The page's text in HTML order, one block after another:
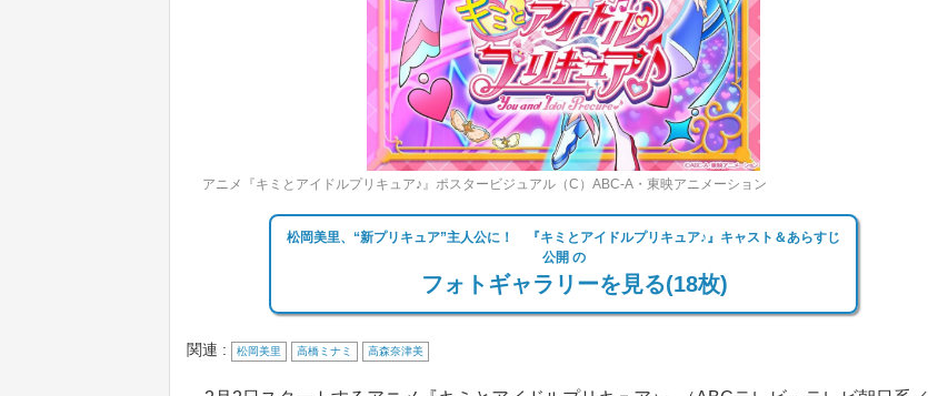
アニメ『キミとアイドルプリキュア♪』ポスタービジュアル（C）ABC‐A・東映アニメーション
松岡美里、“新プリキュア”主人公に！ 『キミとアイドルプリキュア♪』キャスト＆あらすじ
公開 の
フォトギャラリーを見る(18枚)
関連 : 松岡美里 高橋ミナミ 高森奈津美